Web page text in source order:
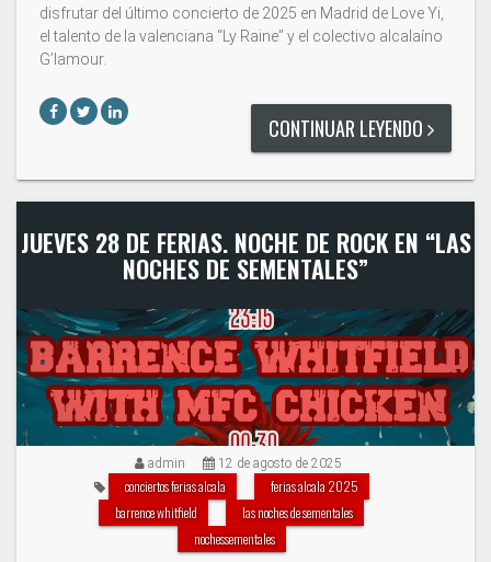
disfrutar del último concierto de 2025 en Madrid de Love Yi,
el talento de la valenciana “Ly Raine” y el colectivo alcalaíno
G’lamour.
CONTINUAR LEYENDO
JUEVES 28 DE FERIAS. NOCHE DE ROCK EN “LAS
NOCHES DE SEMENTALES”
admin 12 de agosto de 2025
conciertos ferias alcala
ferias alcala 2025
barrence whitfield
las noches de sementales
nochessementales